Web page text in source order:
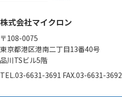
株式会社マイクロン
〒108-0075
東京都港区港南二丁目13番40号
品川TSビル5階
TEL.03-6631-3691 FAX.03-6631-3692